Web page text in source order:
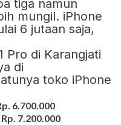
tiga namun
mungil. iPhone
6 jutaan saja,
Pro di Karangjati
di
toko iPhone
6.700.000
7.200.000